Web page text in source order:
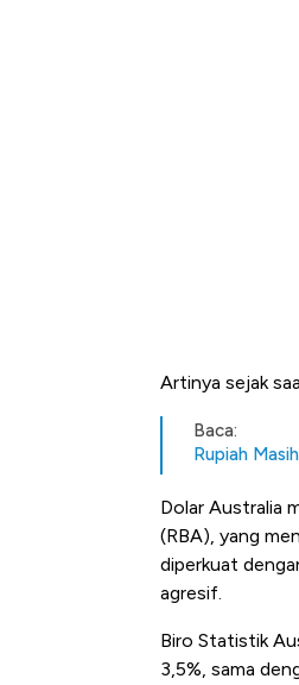
Artinya sejak
Baca:
Rupiah
Dolar Australia
(RBA), yang
diperkuat
agresif.
Biro Statistik
3,5%, sama